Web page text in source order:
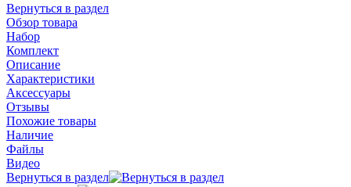
Вернуться в раздел
Обзор товара
Набор
Комплект
Описание
Характеристики
Аксессуары
Отзывы
Похожие товары
Наличие
Файлы
Видео
Вернуться в раздел